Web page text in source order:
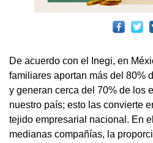
De acuerdo con el Inegi, en
familiares aportan más del 80%
y generan cerca del 70% de los
nuestro país; esto las convierte
tejido empresarial nacional. En
medianas compañías, la